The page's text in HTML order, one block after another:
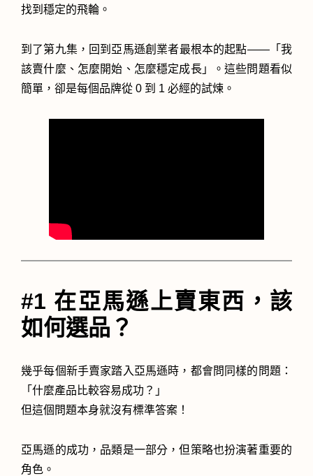
找到穩定的飛輪。
到了第九集，回到亞馬遜創業者最根本的起點——「我
該賣什麼、怎麼開始、怎麼穩定成長」。這些問題看似
簡單，卻是每個品牌從 0 到 1 必經的試煉。
#1 在亞馬遜上賣東西，該
如何選品？
幾乎每個新手賣家踏入亞馬遜時，都會問同樣的問題：
「什麼產品比較容易成功？」
但這個問題本身就沒有標準答案！
亞馬遜的成功，品類是一部分，但策略也扮演著重要的
角色。